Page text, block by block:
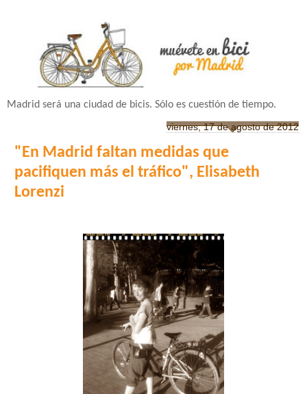
Madrid será una ciudad de bicis. Sólo es cuestión de tiempo.
viernes, 17 de agosto de 2012
"En Madrid faltan medidas que
pacifiquen más el tráfico", Elisabeth
Lorenzi